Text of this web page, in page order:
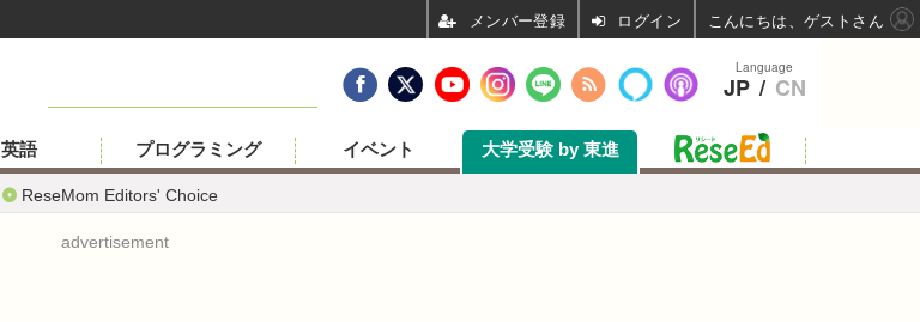
ReseMom Editors' Choice
英語 プログラミング イベント 大学受験 by 東進
advertisement
Language
JP / CN
ログイン こんにちは、ゲストさん